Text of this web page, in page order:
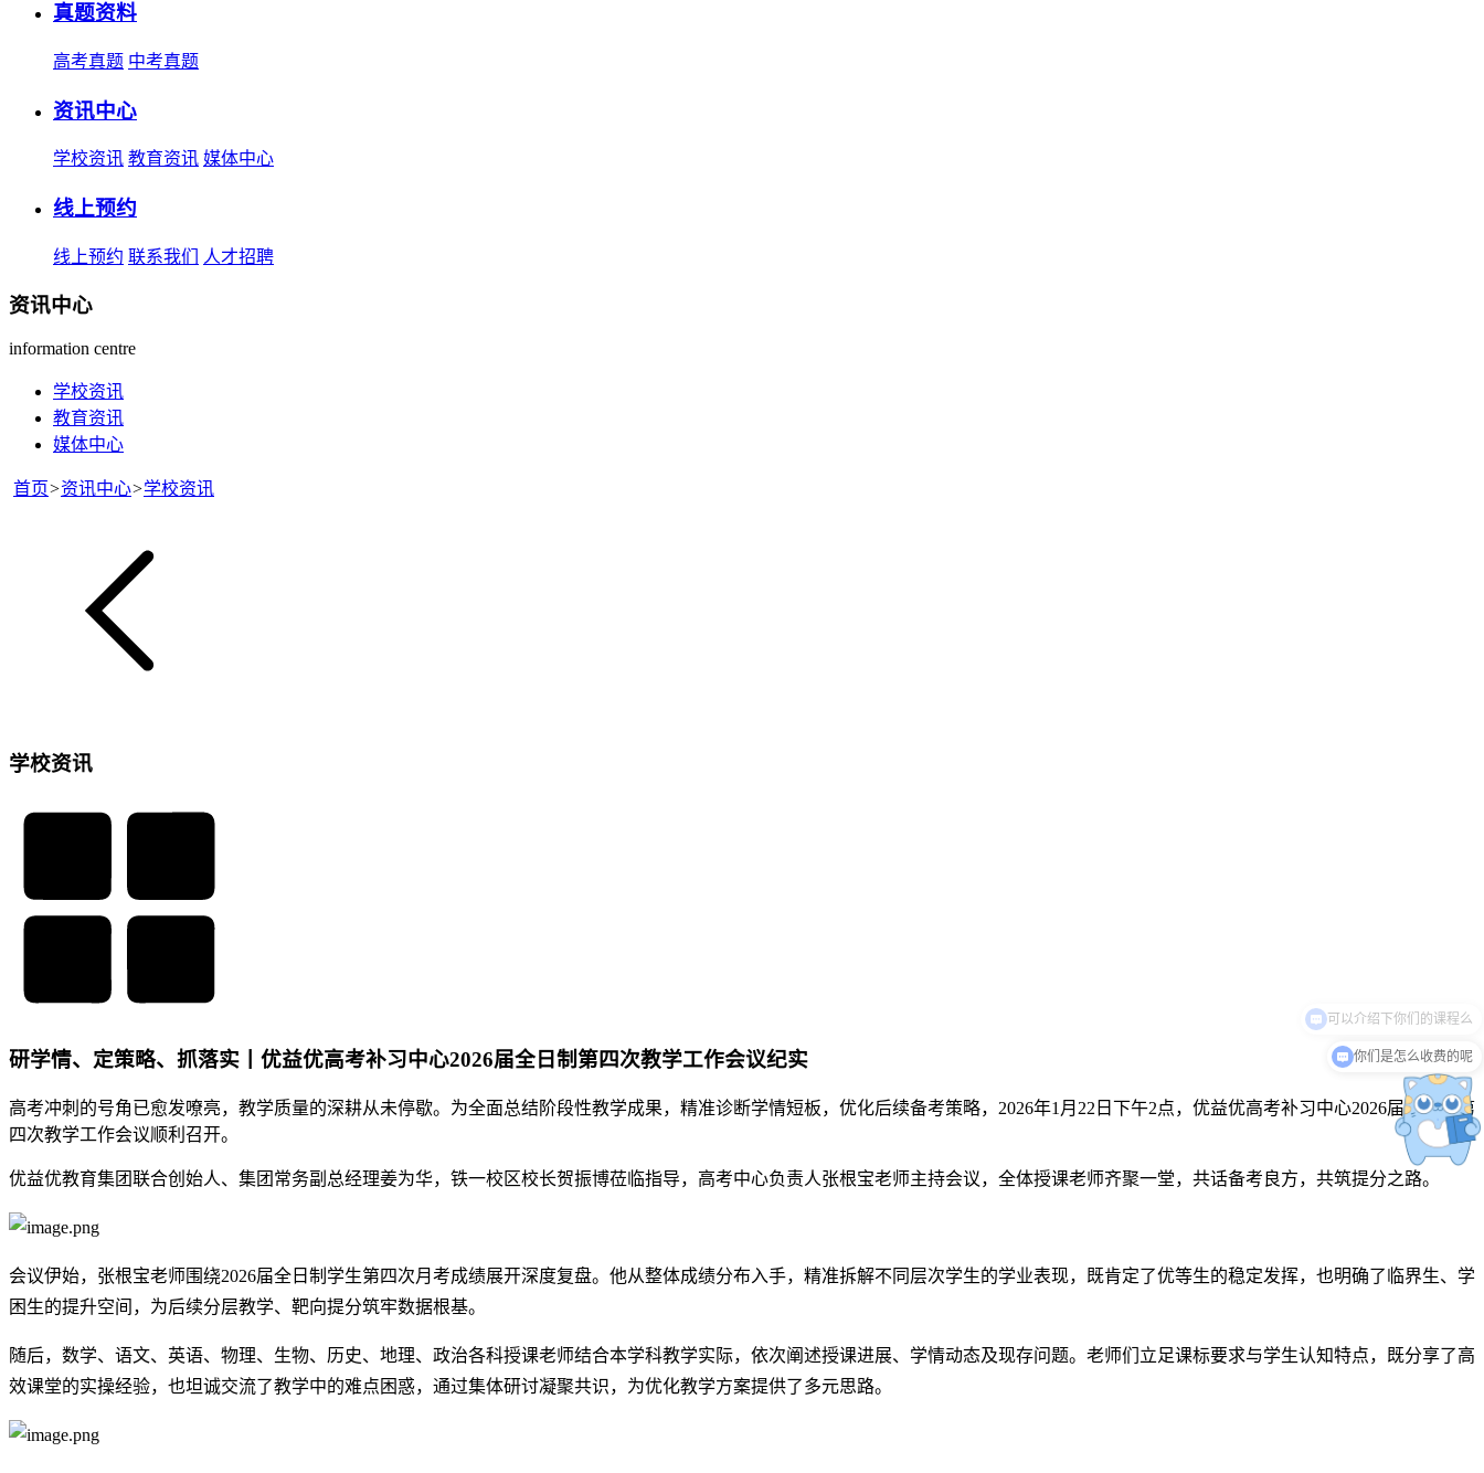
真题资料
高考真题 中考真题
资讯中心
学校资讯 教育资讯 媒体中心
线上预约
线上预约 联系我们 人才招聘
资讯中心
information centre
学校资讯
教育资讯
媒体中心
首页>资讯中心>学校资讯
学校资讯
研学情、定策略、抓落实丨优益优高考补习中心2026届全日制第四次教学工作会议纪实
高考冲刺的号角已愈发嘹亮，教学质量的深耕从未停歇。为全面总结阶段性教学成果，精准诊断学情短板，优化后续备考策略，2026年1月22日下午2点，优益优高考补习中心2026届全日制第
四次教学工作会议顺利召开。
优益优教育集团联合创始人、集团常务副总经理姜为华，铁一校区校长贺振博莅临指导，高考中心负责人张根宝老师主持会议，全体授课老师齐聚一堂，共话备考良方，共筑提分之路。
会议伊始，张根宝老师围绕2026届全日制学生第四次月考成绩展开深度复盘。他从整体成绩分布入手，精准拆解不同层次学生的学业表现，既肯定了优等生的稳定发挥，也明确了临界生、学
困生的提升空间，为后续分层教学、靶向提分筑牢数据根基。
随后，数学、语文、英语、物理、生物、历史、地理、政治各科授课老师结合本学科教学实际，依次阐述授课进展、学情动态及现存问题。老师们立足课标要求与学生认知特点，既分享了高
效课堂的实操经验，也坦诚交流了教学中的难点困惑，通过集体研讨凝聚共识，为优化教学方案提供了多元思路。
你们是怎么收费的呢